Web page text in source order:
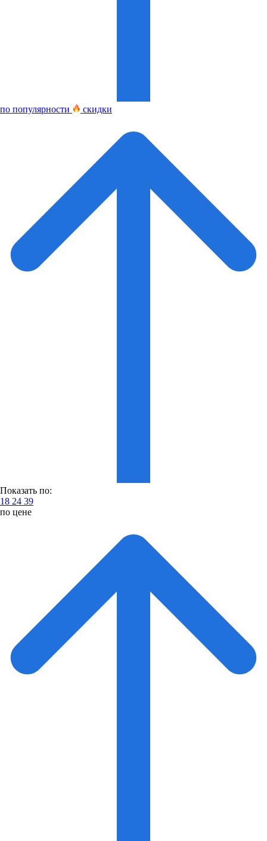
по популярности скидки
Показать по:
18 24 39
по цене